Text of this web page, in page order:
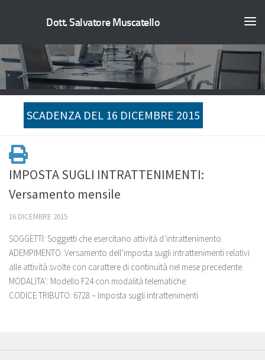
Dott. Salvatore Muscatello
SCADENZA DEL 16 DICEMBRE 2015
IMPOSTA SUGLI INTRATTENIMENTI:
Versamento mensile
16 DICEMBRE 2015
SOGGETTI: Soggetti che esercitano attività d’intrattenimento.
ADEMPIMENTO: Versamento dell’imposta sugli intrattenimenti relativi
alle attività svolte con carattere di continuità nel mese precedente.
MODALITA’: Modello F24 con modalità telematiche.
CODICE TRIBUTO: 6728 – Imposta sugli intrattenimenti